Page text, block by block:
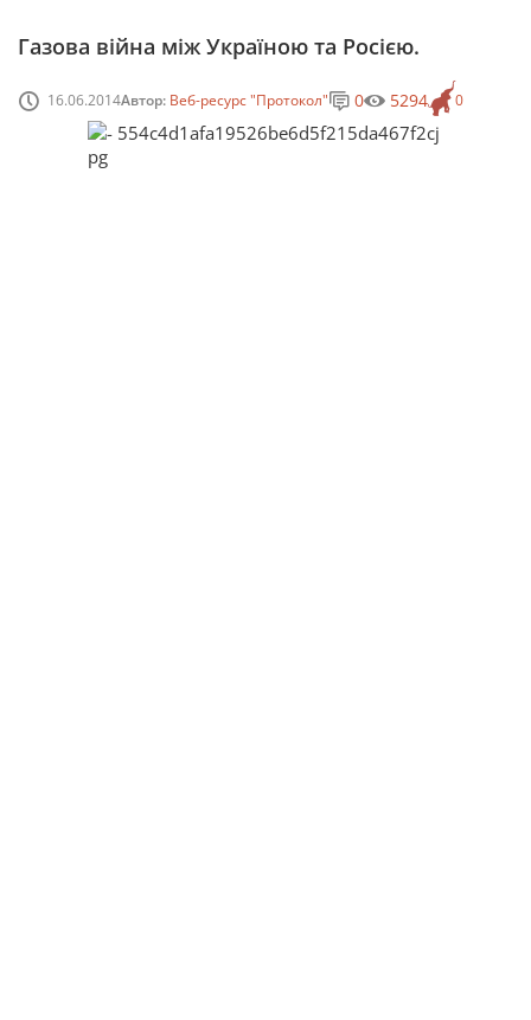
Газова війна між Україною та Росією.
16.06.2014Автор: Веб-ресурс "Протокол" 0
0 5294